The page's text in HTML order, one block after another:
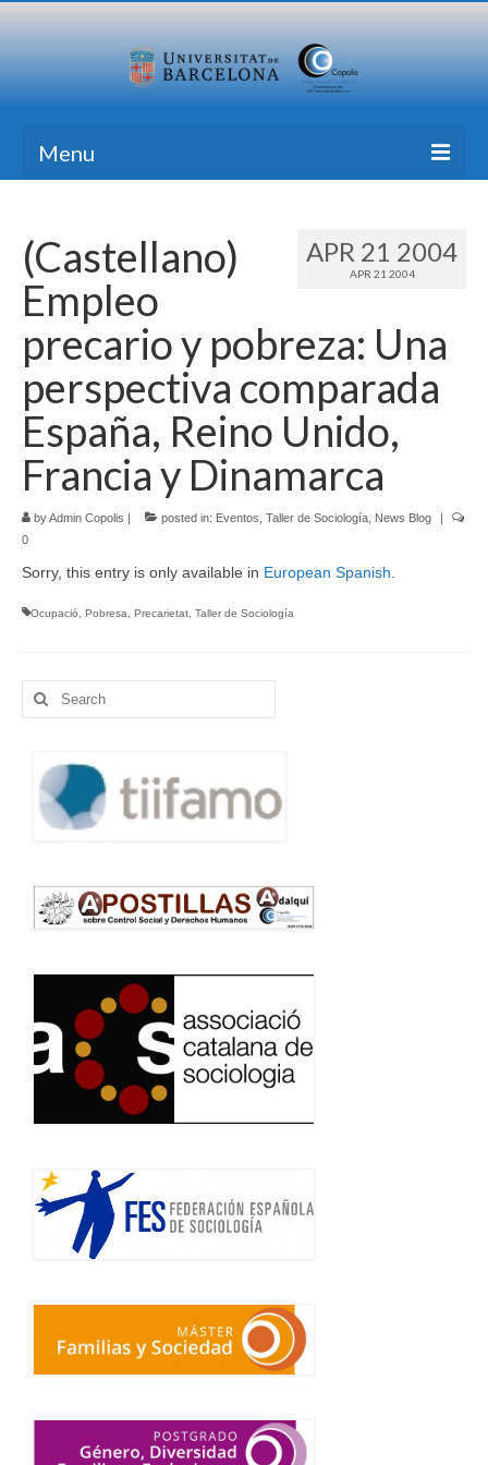
Menu
Research
Formation
Transfer
Publications
News Blog
Contact
Language:
APR 21 2004
APR 21 2004
(Castellano)
Empleo
precario y pobreza: Una
perspectiva comparada
España, Reino Unido,
Francia y Dinamarca
byAdmin Copolis | posted in: Eventos Taller de Sociología News Blog
|
0
Sorry, this entry is only available in European Spanish
Ocupació Pobresa Precarietat Taller de Sociología
Search
for: